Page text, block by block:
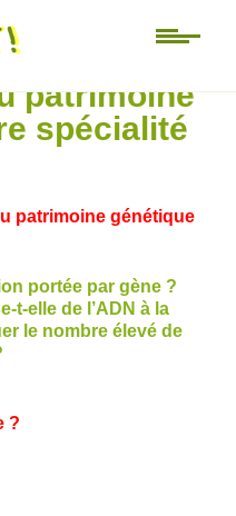
patrimoine
spécialité
patrimoine génétique
portée par gène ?
t-elle de l’ADN à la
le nombre élevé de
?